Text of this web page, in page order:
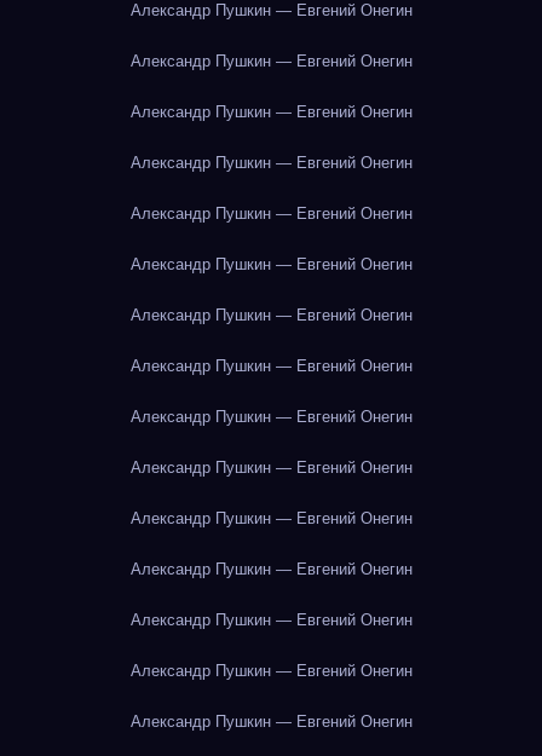
Александр Пушкин — Евгений Онегин
Александр Пушкин — Евгений Онегин
Александр Пушкин — Евгений Онегин
Александр Пушкин — Евгений Онегин
Александр Пушкин — Евгений Онегин
Александр Пушкин — Евгений Онегин
Александр Пушкин — Евгений Онегин
Александр Пушкин — Евгений Онегин
Александр Пушкин — Евгений Онегин
Александр Пушкин — Евгений Онегин
Александр Пушкин — Евгений Онегин
Александр Пушкин — Евгений Онегин
Александр Пушкин — Евгений Онегин
Александр Пушкин — Евгений Онегин
Александр Пушкин — Евгений Онегин